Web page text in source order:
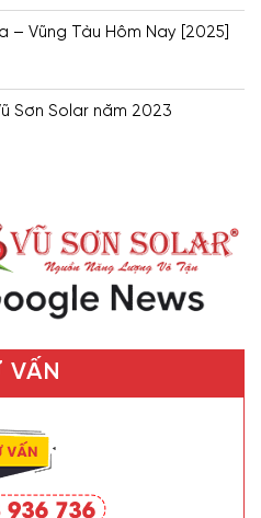
– Vũng Tàu Hôm Nay [2025]
Sơn Solar năm 2023
VẤN